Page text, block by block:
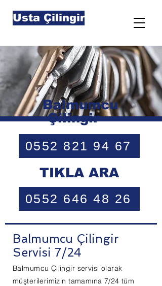
Usta Çilingir
Balmumcu
Çilingir
0552 821 94 67
0552 646 48 26
TIKLA ARA
Balmumcu Çilingir
Servisi 7/24
Balmumcu Çilingir servisi olarak
müşterilerimizin tamamına 7/24 tüm